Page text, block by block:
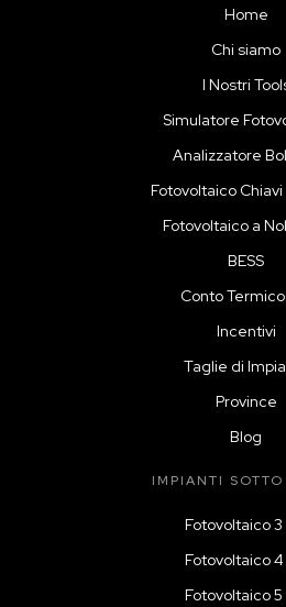
Home
Chi siamo
I Nostri
Simulatore
Analizzatore
Fotovoltaico
Fotovoltaico a
BESS
Conto
Incentivi
Taglie di
Province
Blog
IMPIANTI
Fotovoltaico 3
Fotovoltaico 4
Fotovoltaico 5